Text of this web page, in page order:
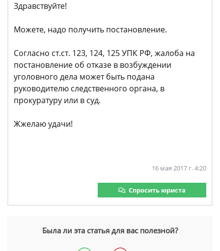
Здравствуйте!
Можете, надо получить постановление.
Согласно ст.ст. 123, 124, 125 УПК РФ, жалоба на
постановление об отказе в возбуждении
уголовного дела может быть подана
руководителю следственного органа, в
прокуратуру или в суд.
Жжелаю удачи!
16 мая 2017 г. 4:20
Спросить юриста
Была ли эта статья для вас полезной?